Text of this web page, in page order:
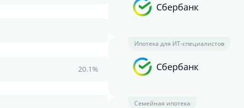
20.1%
Сбербанк
Ипотека для ИТ-специалистов
Сбербанк
Семейная ипотека